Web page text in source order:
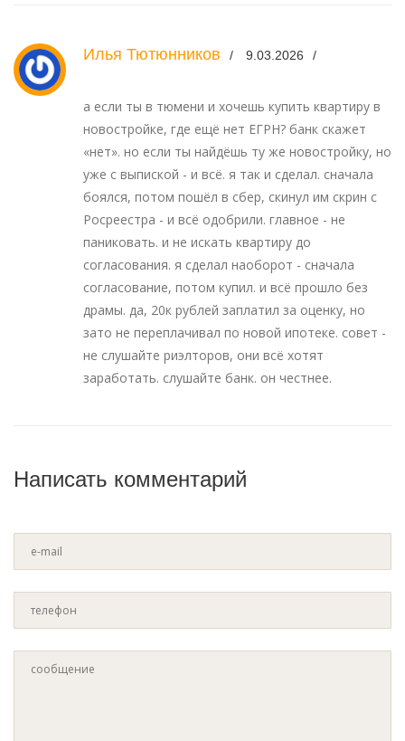
Илья Тютюнников 9.03.2026
а если ты в тюмени и хочешь купить квартиру в
новостройке, где ещё нет ЕГРН? банк скажет
«нет». но если ты найдёшь ту же новостройку, но
уже с выпиской - и всё. я так и сделал. сначала
боялся, потом пошёл в сбер, скинул им скрин с
Росреестра - и всё одобрили. главное - не
паниковать. и не искать квартиру до
согласования. я сделал наоборот - сначала
согласование, потом купил. и всё прошло без
драмы. да, 20к рублей заплатил за оценку, но
зато не переплачивал по новой ипотеке. совет -
не слушайте риэлторов, они всё хотят
заработать. слушайте банк. он честнее.
Написать комментарий